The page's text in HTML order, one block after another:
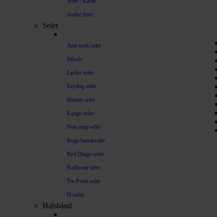
Andre liner
Seler
Anti-træk seler
Bilsele
Læder seler
Ezydog seler
Hunter seler
Kurgo seler
Non-stop seler
Rogz hundeseler
Red Dingo seler
Ruffwear seler
Tre Ponti seler
H-seler
Halsbånd